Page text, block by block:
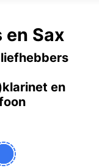
en Sax
en